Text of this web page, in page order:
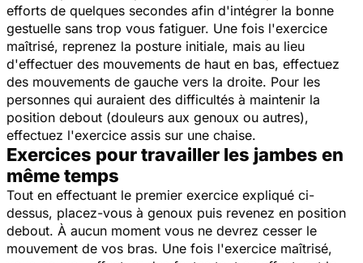
efforts de quelques secondes afin d'intégrer la bonne
gestuelle sans trop vous fatiguer. Une fois l'exercice
maîtrisé, reprenez la posture initiale, mais au lieu
d'effectuer des mouvements de haut en bas, effectuez
des mouvements de gauche vers la droite. Pour les
personnes qui auraient des difficultés à maintenir la
position debout (douleurs aux genoux ou autres),
effectuez l'exercice assis sur une chaise.
Exercices pour travailler les jambes en
même temps
Tout en effectuant le premier exercice expliqué ci-
dessus, placez-vous à genoux puis revenez en position
debout. À aucun moment vous ne devrez cesser le
mouvement de vos bras. Une fois l'exercice maîtrisé,